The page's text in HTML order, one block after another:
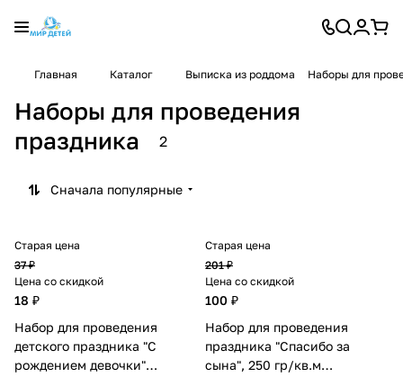
Главная Каталог Выписка из роддома Наборы для
Наборы для проведения
праздника
2
Сначала популярные
Старая цена
37 ₽
Цена со скидкой
18 ₽
Набор для проведения
детского праздника "С
рождением девочки"
Старая цена
201 ₽
Цена со скидкой
100 ₽
Набор для проведения
праздника "Спасибо за
сына", 250 гр/кв.м